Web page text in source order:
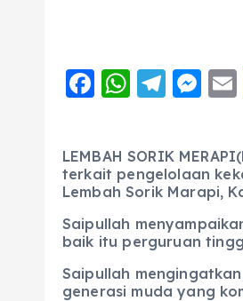
F
e
b
o
o
k
W
ts
A
p
p
T
g
r
a
m
M
e
n
g
er
LEMBAH SORIK
terkait pengelolaan
Lembah Sorik Marapi,
Saipullah
baik itu perguruan
Saipullah
generasi muda yang